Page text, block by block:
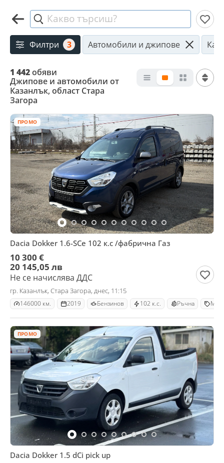
Какво търсиш?
Филтри 3 Автомобили и джипове
1 442обяви
Джипове и автомобили от
Казанлък, област Стара
Загора
ПРОМО
Dacia Dokker 1.6-SCe 102 к.с /фабрична Газ
10 300 €
20 145,05 лв
Не се начислява ДДС
гр. Казанлък, Стара Загора, днес, 11:15
146000 км. 2019 Бензинов 102 к.с. Ръчна
ПРОМО
Dacia Dokker 1.5 dCi pick up